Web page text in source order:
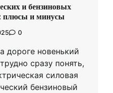
и бензиновых
плюсы и минусы
0
дороге новенький
сразу понять,
силовая
бензиновый